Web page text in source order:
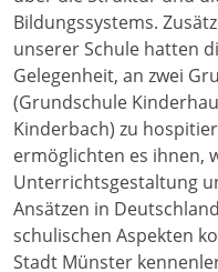
Bildungssystems.
unserer Schule hatten
Gelegenheit, an zwei
(Grundschule
Kinderbach) zu
ermöglichten es ihnen,
Unterrichtsgestaltung
Ansätzen in
schulischen Aspekten
Stadt Münster